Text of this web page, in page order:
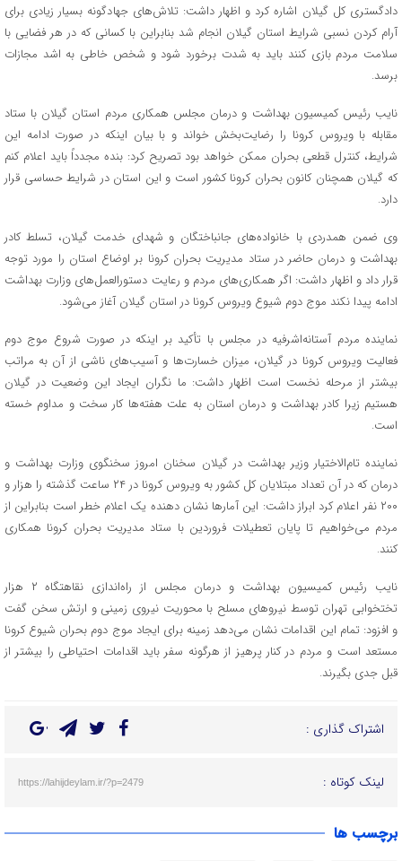
دادگستری کل گیلان اشاره کرد و اظهار داشت: تلاش‌های جهادگونه بسیار زیادی برای
آرام کردن نسبی شرایط استان گیلان انجام شد بنابراین با کسانی که در هر فضایی با
سلامت مردم بازی کنند باید به شدت برخورد شود و شخص خاطی به اشد مجازات
برسد.
نایب رئیس کمیسیون بهداشت و درمان مجلس همکاری مردم استان گیلان با ستاد
مقابله با ویروس کرونا را رضایت‌بخش خواند و با بیان اینکه در صورت ادامه این
شرایط، کنترل قطعی بحران ممکن خواهد بود تصریح کرد: بنده مجدداً باید اعلام کنم
که گیلان همچنان کانون بحران کرونا کشور است و این استان در شرایط حساسی قرار
دارد.
وی ضمن همدردی با خانواده‌های جانباختگان و شهدای خدمت گیلان، تسلط کادر
بهداشت و درمان حاضر در ستاد مدیریت بحران کرونا بر اوضاع استان را مورد توجه
قرار داد و اظهار داشت: اگر همکاری‌های مردم و رعایت دستورالعمل‌های وزارت بهداشت
ادامه پیدا نکند موج دوم شیوع ویروس کرونا در استان گیلان آغاز می‌شود.
نماینده مردم آستانه‌اشرفیه در مجلس با تأکید بر اینکه در صورت شروع موج دوم
فعالیت ویروس کرونا در گیلان، میزان خسارت‌ها و آسیب‌های ناشی از آن به مراتب
بیشتر از مرحله نخست است اظهار داشت: ما نگران ایجاد این وضعیت در گیلان
هستیم زیرا کادر بهداشت و درمان استان به علت هفته‌ها کار سخت و مداوم خسته
است.
نماینده تام‌الاختیار وزیر بهداشت در گیلان سخنان امروز سخنگوی وزارت بهداشت و
درمان که در آن تعداد مبتلایان کل کشور به ویروس کرونا در ۲۴ ساعت گذشته را هزار و
۲۰۰ نفر اعلام کرد ابراز داشت: این آمارها نشان دهنده یک اعلام خطر است بنابراین از
مردم می‌خواهیم تا پایان تعطیلات فروردین با ستاد مدیریت بحران کرونا همکاری
کنند.
نایب رئیس کمیسیون بهداشت و درمان مجلس از راه‌اندازی نقاهتگاه ۲ هزار
تختخوابی تهران توسط نیروهای مسلح با محوریت نیروی زمینی و ارتش سخن گفت
و افزود: تمام این اقدامات نشان می‌دهد زمینه برای ایجاد موج دوم بحران شیوع کرونا
مستعد است و مردم در کنار پرهیز از هرگونه سفر باید اقدامات احتیاطی را بیشتر از
قبل جدی بگیرند.
اشتراک گذاری :
لینک کوتاه : https://lahijdeylam.ir/?p=2479
برچسب ها